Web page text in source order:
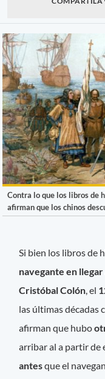
Contra lo que los libros de
afirman que los chinos
Si bien los libros de
navegante en
Cristóbal Colón , el
las últimas décadas
afirman que hubo
arribar al a partir
antesque el